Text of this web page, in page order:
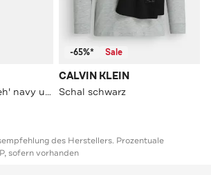
Zehentrenner 'Gizeh' navy unisex
-65%* Sale
CALVIN KLEIN
Schal schwarz
des Herstellers. Prozentuale
sofern vorhanden